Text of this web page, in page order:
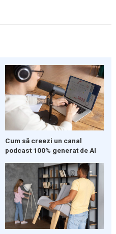
Cum să creezi un canal
podcast 100% generat de AI